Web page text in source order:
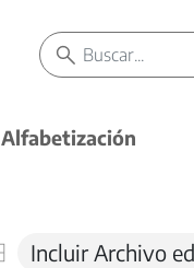
Alfabetización
Incluir Archivo